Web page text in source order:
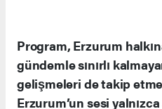
Program, Erzurum
gündemle sınırlı
gelişmeleri de takip
Erzurum’un sesi